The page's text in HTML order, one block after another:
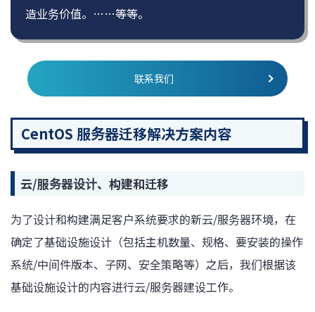
造业务价值。……等等。
联系我们
CentOS 服务器迁移解决方案内容
云/服务器设计、构建和迁移
为了设计和构建满足客户系统要求的新云/服务器环境，在
确定了基础设施设计（包括主机数量、规格、要安装的操作
系统/中间件版本、子网、安全策略等）之后，我们根据该
基础设施设计的内容进行云/服务器建设工作。